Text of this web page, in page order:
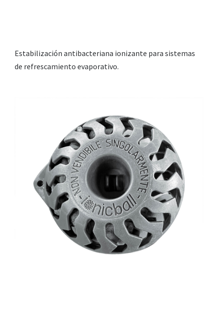
Estabilización antibacteriana ionizante para sistemas
de refrescamiento evaporativo.